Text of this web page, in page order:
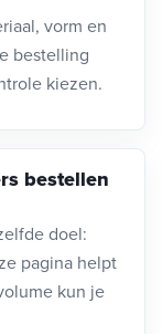
vorm en
bestelling
kiezen.
bestellen
doel:
pagina helpt
kun je